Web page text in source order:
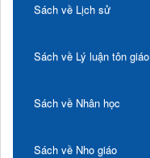
Sách về Lịch sử
Sách về Lý luận tôn giáo
Sách về Nhân học
Sách về Nho giáo